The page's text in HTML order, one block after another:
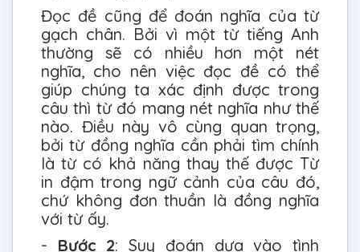
Đọc đề cũng để đoán nghĩa của từ
gạch chân. Bởi vì một từ tiếng Anh
thường sẽ có nhiều hơn một nét
nghĩa, cho nên việc đọc đề có thể
giúp chúng ta xác định được trong
câu thì từ đó mang nét nghĩa như thế
nào. Điều này vô cùng quan trọng,
bởi từ đồng nghĩa cần phải tìm chính
là từ có khả năng thay thế được Từ
in đậm trong ngữ cảnh của câu đó,
chứ không đơn thuần là đồng nghĩa
với từ ấy.
- Bước 2: Suy đoán dựa vào tình